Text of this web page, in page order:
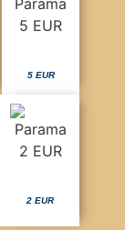
5 EUR
2 EUR